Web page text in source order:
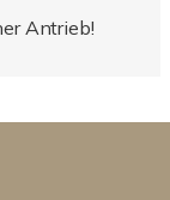
Antrieb!